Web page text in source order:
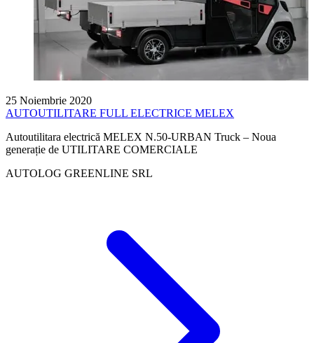
25 Noiembrie 2020
AUTOUTILITARE FULL ELECTRICE MELEX
Autoutilitara electrică MELEX N.50-URBAN Truck – Noua
generație de UTILITARE COMERCIALE
AUTOLOG GREENLINE SRL